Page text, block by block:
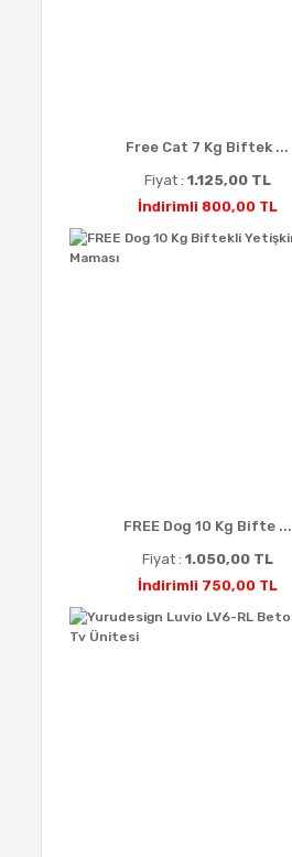
Free Cat 7 Kg Biftek ...
Fiyat : 1.125,00 TL
İndirimli 800,00 TL
FREE Dog 10 Kg Bifte ...
Fiyat : 1.050,00 TL
İndirimli 750,00 TL